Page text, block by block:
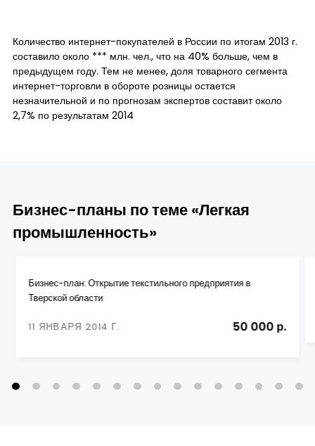
Количество интернет-покупателей в России по итогам 2013 г.
составило около *** млн. чел., что на 40% больше, чем в
предыдущем году. Тем не менее, доля товарного сегмента
интернет-торговли в обороте розницы остается
незначительной и по прогнозам экспертов составит около
2,7% по результатам 2014
Бизнес-планы по теме «Легкая
промышленность»
Бизнес-план: Открытие текстильного предприятия в
Тверской области
11 ЯНВАРЯ 2014 Г. 50 000 р.